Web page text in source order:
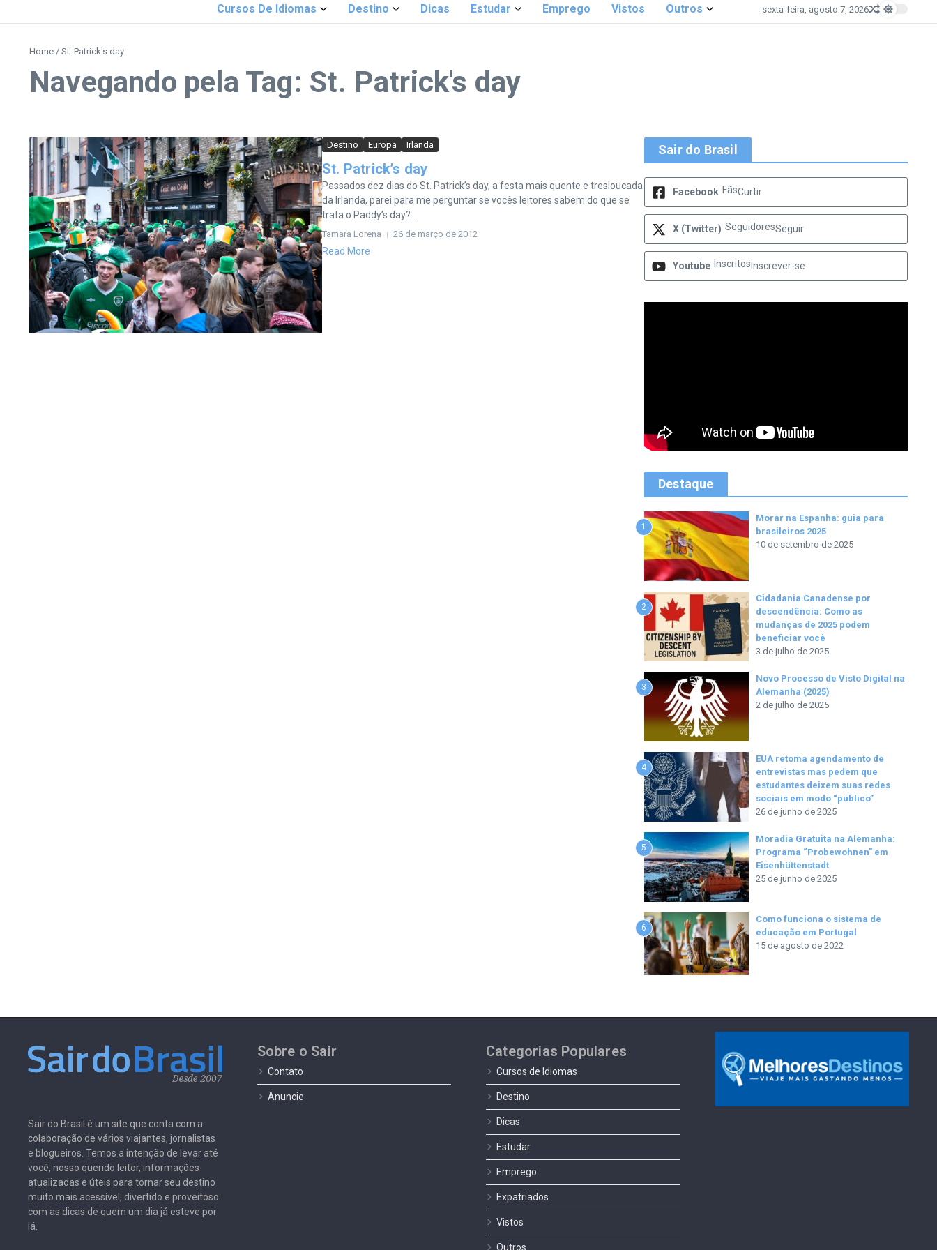
Cursos De Idiomas Destino Dicas Estudar Emprego Vistos Outros sexta-feira, agosto 7, 2026
Home / St. Patrick's day
Navegando pela Tag: St. Patrick's day
Destino Europa Irlanda
St. Patrick’s day
Passados dez dias do St. Patrick’s day, a festa mais quente e tresloucada
da Irlanda, parei para me perguntar se vocês leitores sabem do que se
trata o Paddy’s day?...
Tamara Lorena 26 de março de 2012
Read More
Sair do Brasil
Facebook FãsCurtir
X (Twitter) SeguidoresSeguir
Youtube Inscritos Inscrever-se
Destaque
1
Morar na Espanha: guia para
brasileiros 2025
10 de setembro de 2025
2
Cidadania Canadense por
descendência: Como as
mudanças de 2025 podem
beneficiar você
3 de julho de 2025
3
Novo Processo de Visto Digital na
Alemanha (2025)
2 de julho de 2025
4
EUA retoma agendamento de
entrevistas mas pedem que
estudantes deixem suas redes
sociais em modo “público”
26 de junho de 2025
5
Moradia Gratuita na Alemanha:
Programa “Probewohnen” em
Eisenhüttenstadt
25 de junho de 2025
6
Como funciona o sistema de
educação em Portugal
15 de agosto de 2022
Sair do Brasil é um site que conta com a
colaboração de vários viajantes, jornalistas
e blogueiros. Temos a intenção de levar até
você, nosso querido leitor, informações
atualizadas e úteis para tornar seu destino
muito mais acessível, divertido e proveitoso
com as dicas de quem um dia já esteve por
lá.
Sobre o Sair
Contato
Anuncie
Categorias Populares
Cursos de Idiomas
Destino
Dicas
Estudar
Emprego
Expatriados
Vistos
Outros